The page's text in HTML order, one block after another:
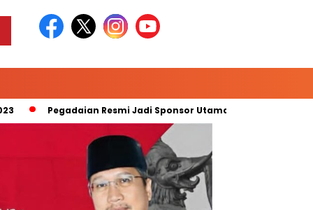
Pegadaian Resmi Jadi Sponsor Utama “Pegadaian Liga 2 Musim